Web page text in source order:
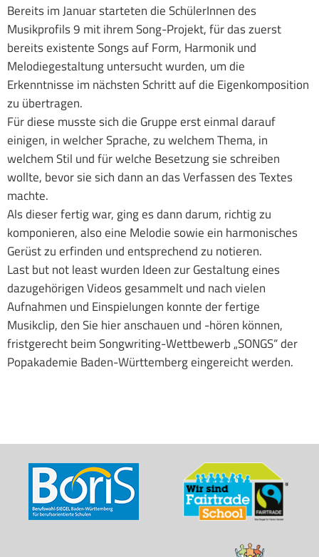
Bereits im Januar starteten die SchülerInnen des
Musikprofils 9 mit ihrem Song-Projekt, für das zuerst
bereits existente Songs auf Form, Harmonik und
Melodiegestaltung untersucht wurden, um die
Erkenntnisse im nächsten Schritt auf die Eigenkomposition
zu übertragen.
Für diese musste sich die Gruppe erst einmal darauf
einigen, in welcher Sprache, zu welchem Thema, in
welchem Stil und für welche Besetzung sie schreiben
wollte, bevor sie sich dann an das Verfassen des Textes
machte.
Als dieser fertig war, ging es dann darum, richtig zu
komponieren, also eine Melodie sowie ein harmonisches
Gerüst zu erfinden und entsprechend zu notieren.
Last but not least wurden Ideen zur Gestaltung eines
dazugehörigen Videos gesammelt und nach vielen
Aufnahmen und Einspielungen konnte der fertige
Musikclip, den Sie hier anschauen und -hören können,
fristgerecht beim Songwriting-Wettbewerb „SONGS“ der
Popakademie Baden-Württemberg eingereicht werden.